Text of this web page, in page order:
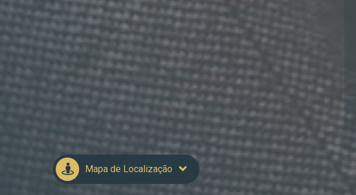
Mapa de Localização